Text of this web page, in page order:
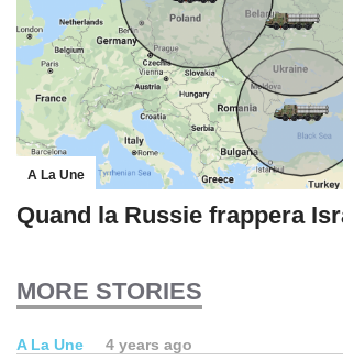
A La Une
Quand la Russie frappera
MORE STORIES
A La Une 4 years ago